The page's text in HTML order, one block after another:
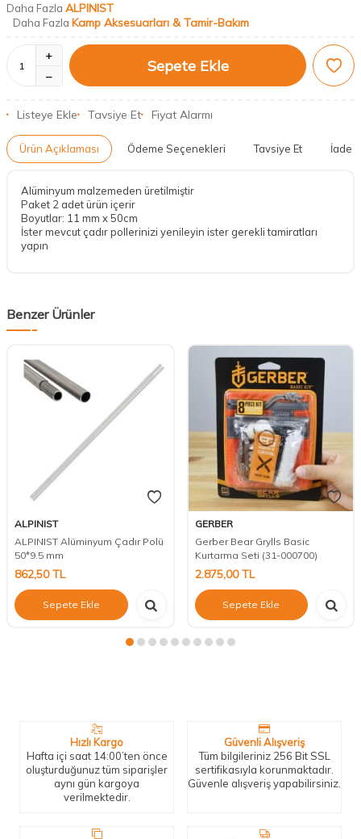
Daha Fazla ALPINIST
Daha Fazla Kamp Aksesuarları & Tamir-Bakım
Sepete Ekle
Listeye Ekle Tavsiye Et Fiyat Alarmı
Ürün Açıklaması Ödeme Seçenekleri Tavsiye Et İade
Alüminyum malzemeden üretilmiştir
Paket 2 adet ürün içerir
Boyutlar: 11 mm x 50cm
İster mevcut çadır pollerinizi yenileyin ister gerekli tamiratları
yapın
Benzer Ürünler
ALPINIST
ALPINIST Alüminyum Çadır Polü
50*9.5 mm
862,50TL
Sepete Ekle
GERBER
Gerber Bear Grylls Basic
Kurtarma Seti (31-000700)
2.875,00TL
Sepete Ekle
Hızlı Kargo
Hafta içi saat 14:00’ten önce
oluşturduğunuz tüm siparişler
aynı gün kargoya
verilmektedir.
Güvenli Alışveriş
Tüm bilgileriniz 256 Bit SSL
sertifikasıyla korunmaktadır.
Güvenle alışveriş yapabilirsiniz.